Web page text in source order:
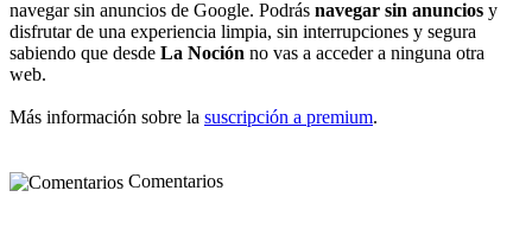
navegar sin anuncios de Google. Podrás navegar sin anuncios y
disfrutar de una experiencia limpia, sin interrupciones y segura
sabiendo que desde La Noción no vas a acceder a ninguna otra
web.
Más información sobre la suscripción a premium.
Comentarios